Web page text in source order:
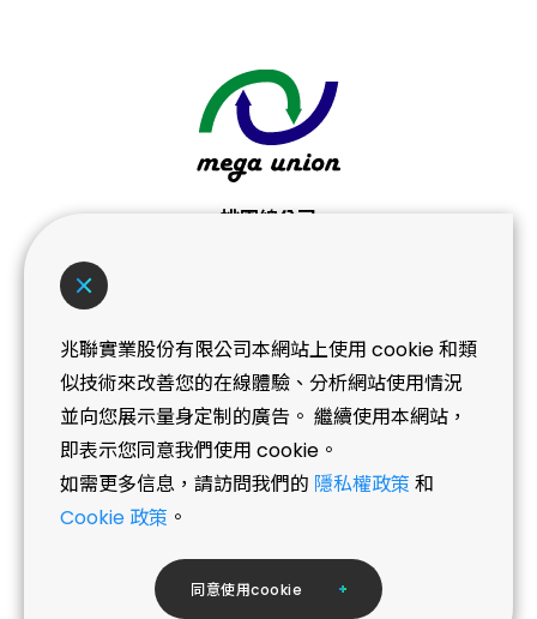
兆聯實業股份有限公司本網站上使用 cookie 和類
似技術來改善您的在線體驗、分析網站使用情況
並向您展示量身定制的廣告。 繼續使用本網站，
即表示您同意我們使用 cookie。
如需更多信息，請訪問我們的 隱私權政策 和
Cookie 政策 。
同意使用cookie
桃園總公司
No. 439-3, Taoying Rd., Taoyuan Dist.,
T+886 (3) 362-0101
NEWS
07.03
兆聯榮獲桃園市庇護工場採購績優企業《金
質獎》